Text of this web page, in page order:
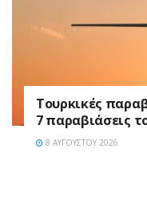
Τουρκικές
7 παραβιάσεις
8 ΑΥΓΟΎΣΤΟΥ 2026